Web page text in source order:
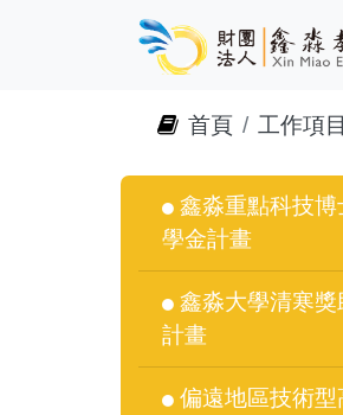
首頁 工作項
鑫淼重點科技博
學金計畫
鑫淼大學清寒獎
計畫
偏遠地區技術型